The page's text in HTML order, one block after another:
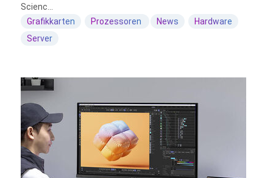
Scienc...
Grafikkarten
Prozessoren News
Hardware
Server